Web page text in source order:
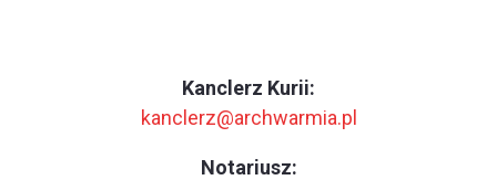
Kanclerz Kurii:
kanclerz@archwarmia.pl
Notariusz: